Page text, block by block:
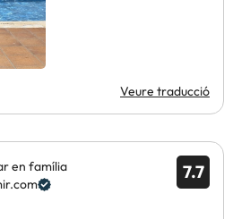
Veure traducció
7.7
en família